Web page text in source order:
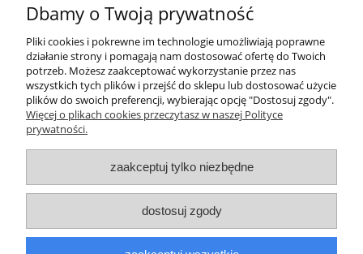
Google Pay
Przelewy24
Pomoc
Moje konto
Płatności i dostawa
Dbamy o Twoją prywatność
Pliki cookies i pokrewne im technologie umożliwiają poprawne
działanie strony i pomagają nam dostosować ofertę do Twoich
potrzeb. Możesz zaakceptować wykorzystanie przez nas
wszystkich tych plików i przejść do sklepu lub dostosować użycie
plików do swoich preferencji, wybierając opcję "Dostosuj zgody".
Więcej o plikach cookies przeczytasz w naszej Polityce
prywatności.
zaakceptuj tylko niezbędne
dostosuj zgody